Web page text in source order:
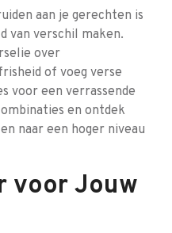
aan je gerechten is
van verschil maken.
over
of voeg verse
voor een verrassende
en ontdek
naar een hoger niveau
voor Jouw